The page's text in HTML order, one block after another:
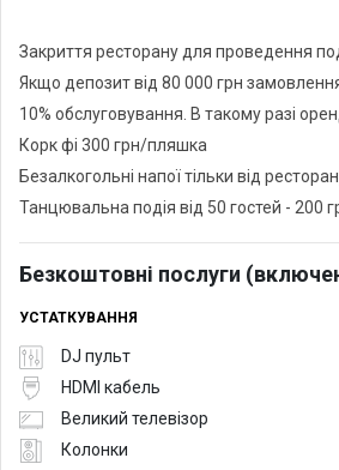
Закриття ресторану для проведення
Якщо депозит від 80 000 грн
10% обслуговування. В такому разі
Корк фі 300 грн/пляшка
Безалкогольні напої тільки від
Танцювальна подія від 50 гостей - 200
Безкоштовні послуги
УСТАТКУВАННЯ
DJ пульт
HDMI кабель
Великий телевізор
Колонки